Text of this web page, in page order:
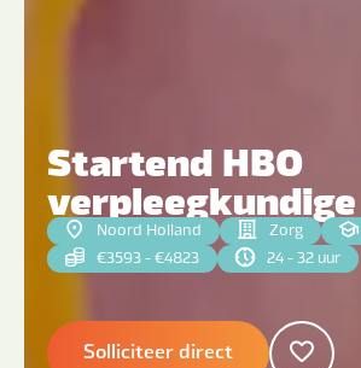
Startend HBO
verpleegkundige
Noord Holland Zorg
€3593 - €4823
24 - 32 uur
Solliciteer direct